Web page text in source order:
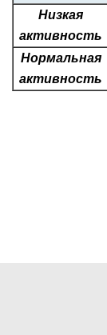
Низкая
активность
Нормальная
активность